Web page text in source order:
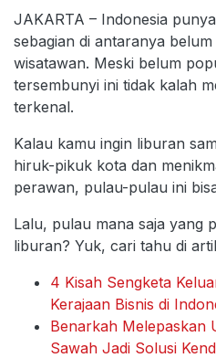
JAKARTA – Indonesia
sebagian di antaranya
wisatawan. Meski belum
tersembunyi ini tidak kalah
terkenal.
Kalau kamu ingin liburan
hiruk-pikuk kota dan
perawan, pulau-pulau ini
Lalu, pulau mana saja yang
liburan? Yuk, cari tahu di
4 Kisah Sengketa
Kerajaan Bisnis di
Benarkah Melepaskan
Sawah Jadi Solusi